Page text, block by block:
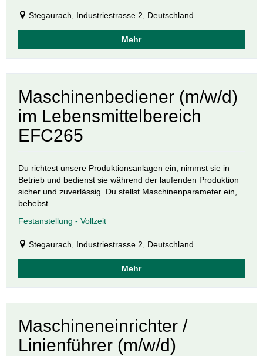
Stegaurach, Industriestrasse 2, Deutschland
Mehr
Maschinenbediener (m/w/d)
im Lebensmittelbereich
EFC265
Du richtest unsere Produktionsanlagen ein, nimmst sie in
Betrieb und bedienst sie während der laufenden Produktion
sicher und zuverlässig. Du stellst Maschinenparameter ein,
behebst...
Festanstellung - Vollzeit
Stegaurach, Industriestrasse 2, Deutschland
Mehr
Maschineneinrichter /
Linienführer (m/w/d)